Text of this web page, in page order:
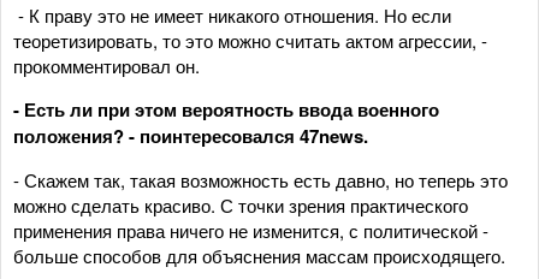
- К праву это не имеет никакого отношения. Но если
теоретизировать, то это можно считать актом агрессии, -
прокомментировал он.
- Есть ли при этом вероятность ввода военного
положения? - поинтересовался 47news.
- Скажем так, такая возможность есть давно, но теперь это
можно сделать красиво. С точки зрения практического
применения права ничего не изменится, с политической -
больше способов для объяснения массам происходящего.